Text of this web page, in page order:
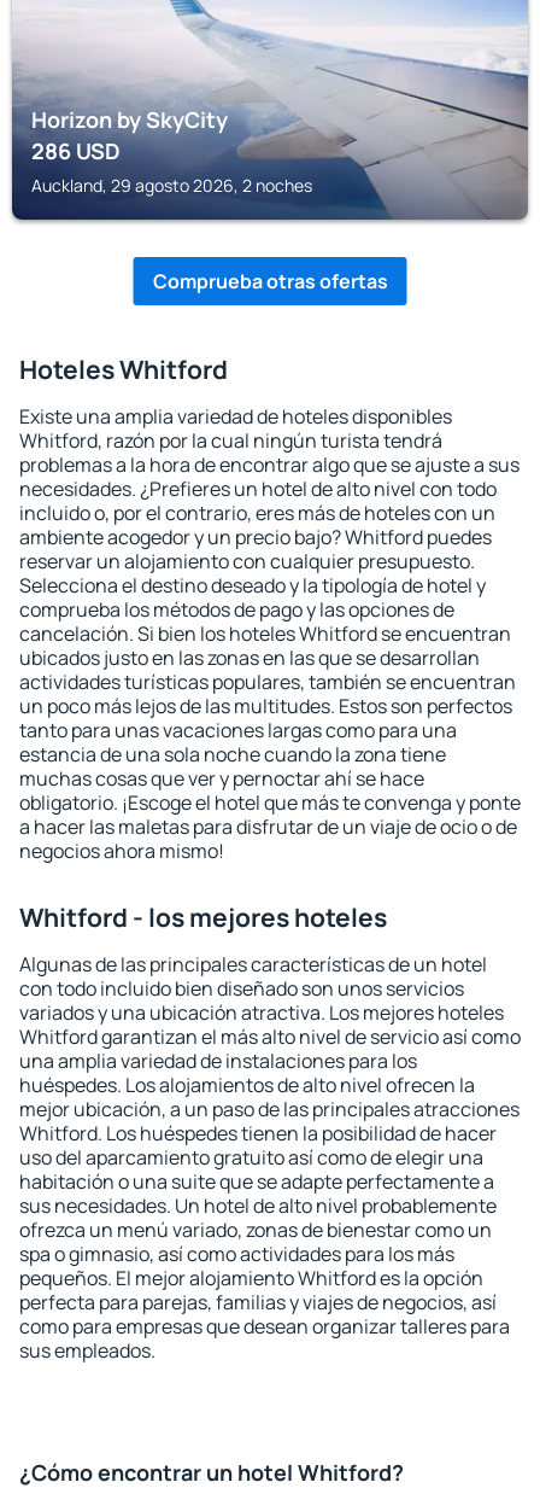
Horizon by SkyCity
286USD
Auckland, 29 agosto 2026, 2 noches
Comprueba otras ofertas
Hoteles Whitford
Existe una amplia variedad de hoteles disponibles
Whitford, razón por la cual ningún turista tendrá
problemas a la hora de encontrar algo que se ajuste a sus
necesidades. ¿Prefieres un hotel de alto nivel con todo
incluido o, por el contrario, eres más de hoteles con un
ambiente acogedor y un precio bajo? Whitford puedes
reservar un alojamiento con cualquier presupuesto.
Selecciona el destino deseado y la tipología de hotel y
comprueba los métodos de pago y las opciones de
cancelación. Si bien los hoteles Whitford se encuentran
ubicados justo en las zonas en las que se desarrollan
actividades turísticas populares, también se encuentran
un poco más lejos de las multitudes. Estos son perfectos
tanto para unas vacaciones largas como para una
estancia de una sola noche cuando la zona tiene
muchas cosas que ver y pernoctar ahí se hace
obligatorio. ¡Escoge el hotel que más te convenga y ponte
a hacer las maletas para disfrutar de un viaje de ocio o de
negocios ahora mismo!
Whitford - los mejores hoteles
Algunas de las principales características de un hotel
con todo incluido bien diseñado son unos servicios
variados y una ubicación atractiva. Los mejores hoteles
Whitford garantizan el más alto nivel de servicio así como
una amplia variedad de instalaciones para los
huéspedes. Los alojamientos de alto nivel ofrecen la
mejor ubicación, a un paso de las principales atracciones
Whitford. Los huéspedes tienen la posibilidad de hacer
uso del aparcamiento gratuito así como de elegir una
habitación o una suite que se adapte perfectamente a
sus necesidades. Un hotel de alto nivel probablemente
ofrezca un menú variado, zonas de bienestar como un
spa o gimnasio, así como actividades para los más
pequeños. El mejor alojamiento Whitford es la opción
perfecta para parejas, familias y viajes de negocios, así
como para empresas que desean organizar talleres para
sus empleados.
¿Cómo encontrar un hotel Whitford?